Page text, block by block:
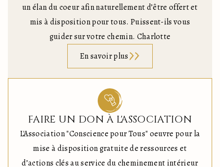
un élan du coeur afin naturellement d’être offert et
mis à disposition pour tous. Puissent-ils vous
guider sur votre chemin. Charlotte
En savoir plus
FAIRE UN DON À L'ASSOCIATION
L'Association "Conscience pour Tous" oeuvre pour la
mise à disposition gratuite de ressources et
d’actions clés au service du cheminement intérieur